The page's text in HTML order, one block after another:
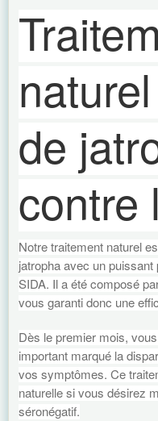
de
contre
Notre traitement naturel
jatropha avec un puissant
SIDA. Il a été composé
vous garanti donc une
Dès le premier mois,
important marqué la
vos symptômes. Ce
naturelle si vous désirez
séronégatif.